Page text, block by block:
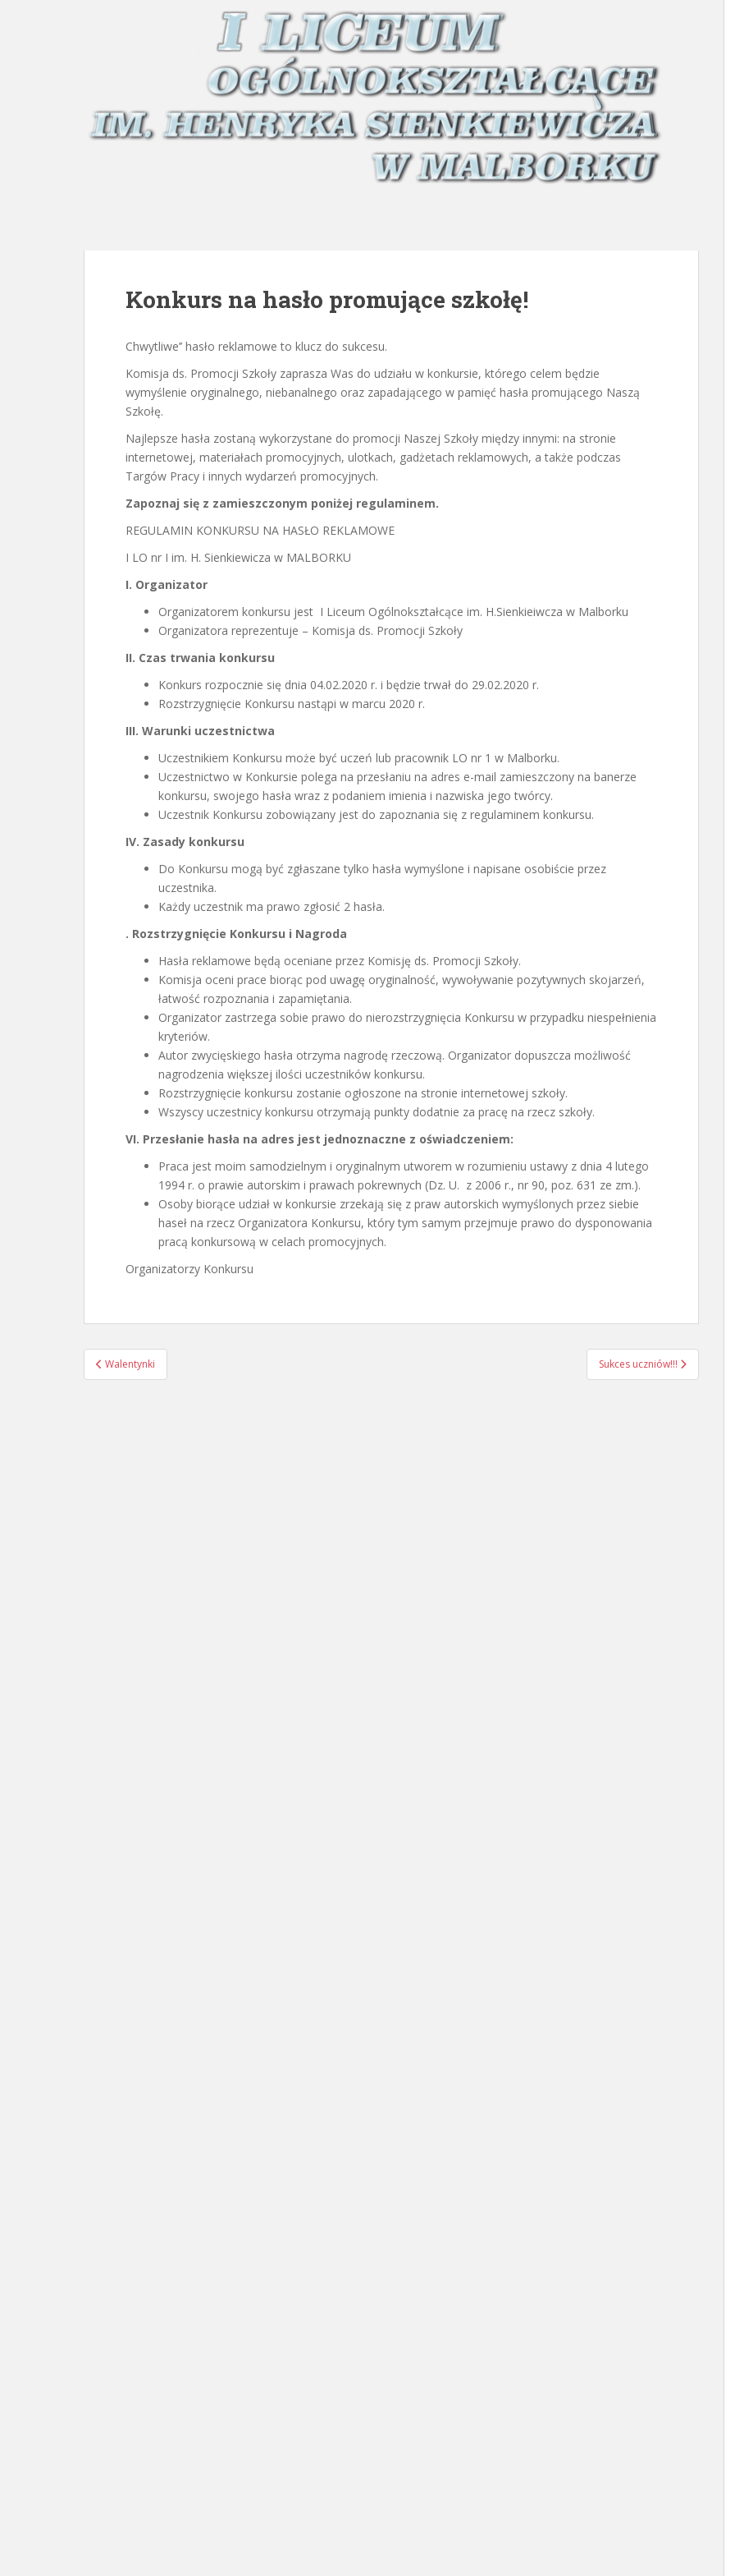
Konkurs na hasło promujące szkołę!
Chwytliwe’’ hasło reklamowe to klucz do sukcesu.
Komisja ds. Promocji Szkoły zaprasza Was do udziału w konkursie, którego celem będzie
wymyślenie oryginalnego, niebanalnego oraz zapadającego w pamięć hasła promującego Naszą
Szkołę.
Najlepsze hasła zostaną wykorzystane do promocji Naszej Szkoły między innymi: na stronie
internetowej, materiałach promocyjnych, ulotkach, gadżetach reklamowych, a także podczas
Targów Pracy i innych wydarzeń promocyjnych.
Zapoznaj się z zamieszczonym poniżej regulaminem.
REGULAMIN KONKURSU NA HASŁO REKLAMOWE
I LO nr I im. H. Sienkiewicza w MALBORKU
I. Organizator
Organizatorem konkursu jest I Liceum Ogólnokształcące im. H.Sienkieiwcza w Malborku
Organizatora reprezentuje – Komisja ds. Promocji Szkoły
II. Czas trwania konkursu
Konkurs rozpocznie się dnia 04.02.2020 r. i będzie trwał do 29.02.2020 r.
Rozstrzygnięcie Konkursu nastąpi w marcu 2020 r.
III. Warunki uczestnictwa
Uczestnikiem Konkursu może być uczeń lub pracownik LO nr 1 w Malborku.
Uczestnictwo w Konkursie polega na przesłaniu na adres e-mail zamieszczony na banerze
konkursu, swojego hasła wraz z podaniem imienia i nazwiska jego twórcy.
Uczestnik Konkursu zobowiązany jest do zapoznania się z regulaminem konkursu.
IV. Zasady konkursu
Do Konkursu mogą być zgłaszane tylko hasła wymyślone i napisane osobiście przez
uczestnika.
Każdy uczestnik ma prawo zgłosić 2 hasła.
. Rozstrzygnięcie Konkursu i Nagroda
Hasła reklamowe będą oceniane przez Komisję ds. Promocji Szkoły.
Komisja oceni prace biorąc pod uwagę oryginalność, wywoływanie pozytywnych skojarzeń,
łatwość rozpoznania i zapamiętania.
Organizator zastrzega sobie prawo do nierozstrzygnięcia Konkursu w przypadku niespełnienia
kryteriów.
Autor zwycięskiego hasła otrzyma nagrodę rzeczową. Organizator dopuszcza możliwość
nagrodzenia większej ilości uczestników konkursu.
Rozstrzygnięcie konkursu zostanie ogłoszone na stronie internetowej szkoły.
Wszyscy uczestnicy konkursu otrzymają punkty dodatnie za pracę na rzecz szkoły.
VI. Przesłanie hasła na adres jest jednoznaczne z oświadczeniem:
Praca jest moim samodzielnym i oryginalnym utworem w rozumieniu ustawy z dnia 4 lutego
1994 r. o prawie autorskim i prawach pokrewnych (Dz. U. z 2006 r., nr 90, poz. 631 ze zm.).
Osoby biorące udział w konkursie zrzekają się z praw autorskich wymyślonych przez siebie
haseł na rzecz Organizatora Konkursu, który tym samym przejmuje prawo do dysponowania
pracą konkursową w celach promocyjnych.
Organizatorzy Konkursu
Nawigacja
wpisu
Walentynki Sukces uczniów!!!